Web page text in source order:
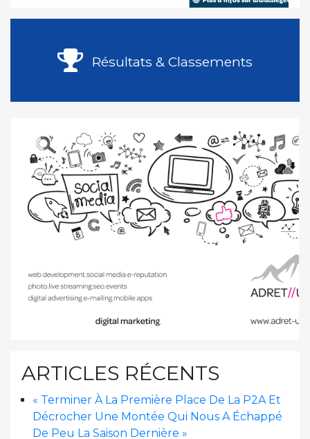
Résultats & Classements
ARTICLES RÉCENTS
« Terminer À La Première Place De La P2A Et
Décrocher Une Montée Qui Nous A Échappé
De Peu La Saison Dernière »